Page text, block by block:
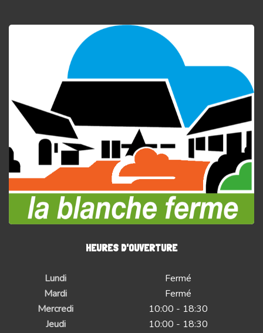
HEURES D'OUVERTURE
Lundi
Fermé
Mardi
Fermé
Mercredi
10:00 - 18:30
Jeudi
10:00 - 18:30